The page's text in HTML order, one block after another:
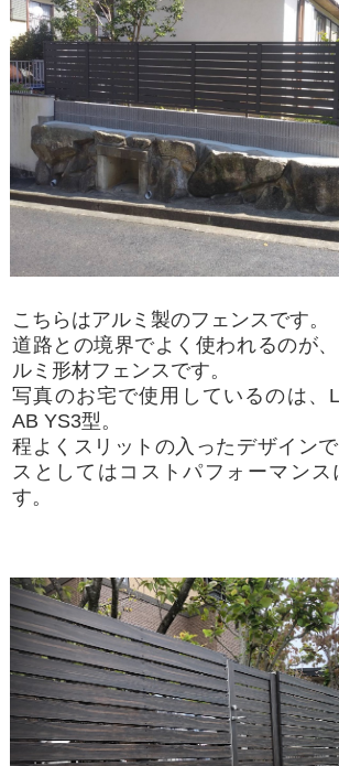
こちらはアルミ製のフェンスです。
道路との境界でよく使われるのが
ルミ形材フェンスです。
写真のお宅で使用しているのは、
AB YS3型。
程よくスリットの入ったデザイン
スとしてはコストパフォーマン
す。